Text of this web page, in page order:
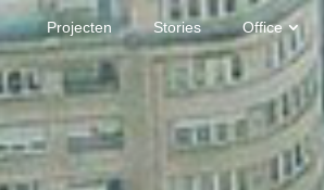
Projecten Stories Office